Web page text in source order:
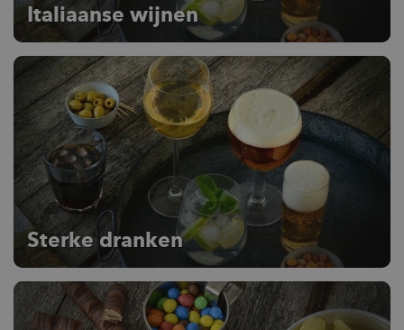
Italiaanse wijnen
Sterke dranken